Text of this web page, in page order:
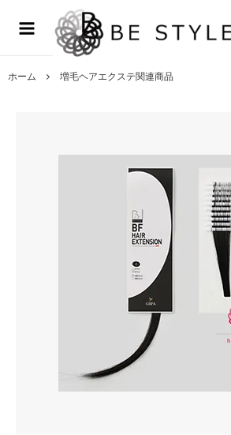
まつげエクステ商材の通販・まつげパーマ・
げ商材・美容商材の通販｜BE STYLE beauty
ホーム 増毛ヘアエクステ関連商品